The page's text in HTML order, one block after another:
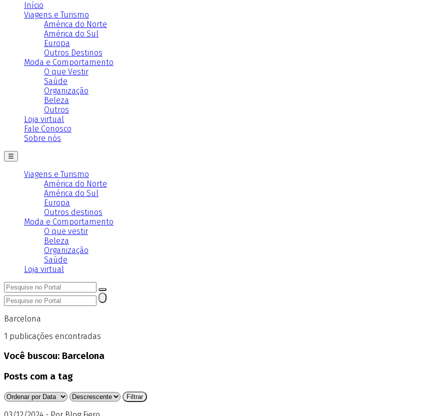
Início
Viagens e Turismo
América do Norte
América do Sul
Europa
Outros Destinos
Moda e Comportamento
O que Vestir
Saúde
Organização
Beleza
Outros
Loja virtual
Fale Conosco
Sobre nós
☰
Viagens e Turismo
América do Norte
América do Sul
Europa
Outros destinos
Moda e Comportamento
O que vestir
Beleza
Organização
Saúde
Loja virtual
Barcelona
1 publicações encontradas
Você buscou: Barcelona
Posts com a tag